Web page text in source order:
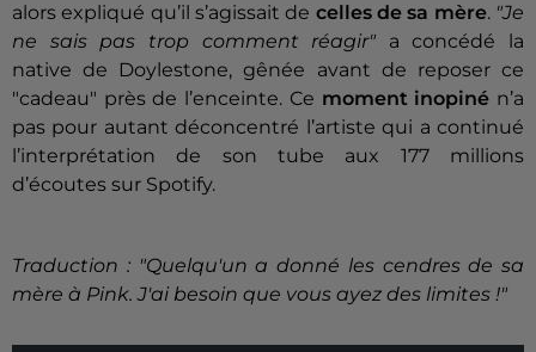
alors expliqué qu’il s’agissait de celles de sa mère. "Je
ne sais pas trop comment réagir" a concédé la
native de Doylestone, gênée avant de reposer ce
"cadeau" près de l’enceinte. Ce moment inopiné n’a
pas pour autant déconcentré l’artiste qui a continué
l’interprétation de son tube aux 177 millions
d’écoutes sur Spotify.
Traduction : "Quelqu'un a donné les cendres de sa
mère à Pink. J'ai besoin que vous ayez des limites !"